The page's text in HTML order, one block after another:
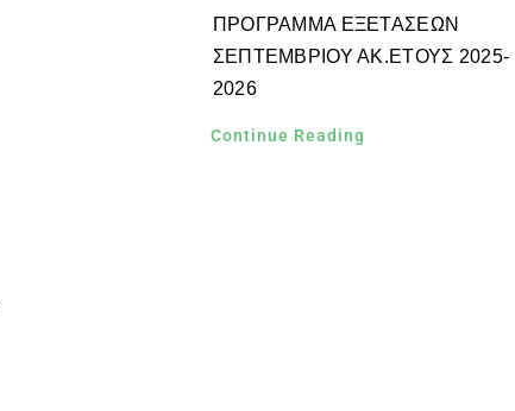
ΠΡΟΓΡΑΜΜΑ ΕΞΕΤΑΣΕΩΝ
ΣΕΠΤΕΜΒΡΙΟΥ ΑΚ.ΕΤΟΥΣ 2025-
2026
Continue Reading